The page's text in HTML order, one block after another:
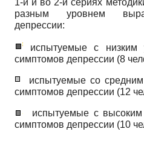
1-й и во 2-й сериях
разным уровнем
депрессии:
испытуемые с низким
симптомов депрессии (8
испытуемые со
симптомов депрессии (12
испытуемые с высоким
симптомов депрессии (10